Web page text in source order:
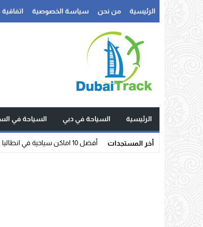
الرئيسية من نحن سياسة الخصوصية
الرئيسية السياحة في دبي السياحة في
أخر المستجدات أفضل 10 اماكن سياحية في انطاليا لعام 2025